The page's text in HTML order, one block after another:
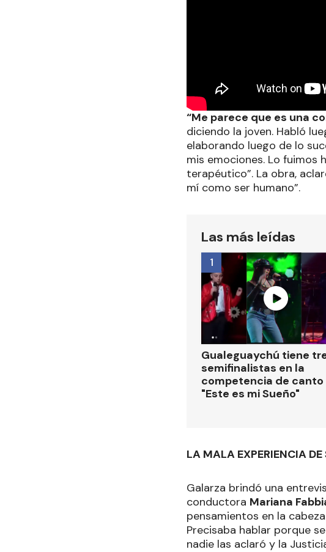
“Me parece que es una
diciendo la joven. Habló
elaborando luego de lo
mis emociones. Lo fuimos
terapéutico”. La obra,
mí como ser humano”.
Las más leídas
Gualeguaychú tiene
semifinalistas en la
competencia de canto
"Este es mi Sueño"
1
LA MALA EXPERIENCIA
Galarza brindó una
conductora Mariana
pensamientos en la
Precisaba hablar porque
nadie las aclaró y la